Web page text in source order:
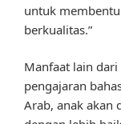
untuk
berkualitas.”
Manfaat lain
pengajaran
Arab, anak akan